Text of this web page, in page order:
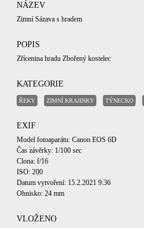
NÁZEV
Zimní Sázava s hradem
POPIS
Zřícenina hradu Zbořený kostelec
KATEGORIE
ŘEKY ZIMNÍ KRAJINKY TÝNECKO
EXIF
Model fotoaparátu: Canon EOS 6D
Čas závěrky: 1/100 sec
Clona: f/16
ISO: 200
Datum vytvoření: 15.2.2021 9:36
Ohnisko: 24 mm
VLOŽENO